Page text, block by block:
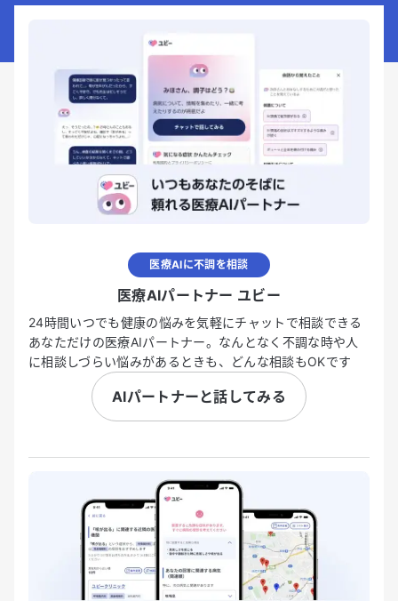
医療AIに不調を相談
医療AIパートナー ユビー
24時間いつでも健康の悩みを気軽にチャットで相談できる
あなただけの医療AIパートナー。なんとなく不調な時や人
に相談しづらい悩みがあるときも、どんな相談もOKです
AIパートナーと話してみる